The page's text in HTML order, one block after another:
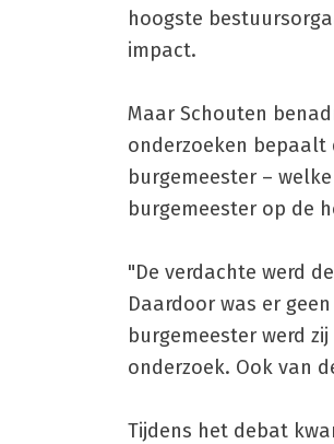
hoogste
impact.
Maar Schouten
onderzoeken bepaalt
burgemeester –
burgemeester op de
"De verdachte werd
Daardoor was er
burgemeester werd
onderzoek. Ook van
Tijdens het debat